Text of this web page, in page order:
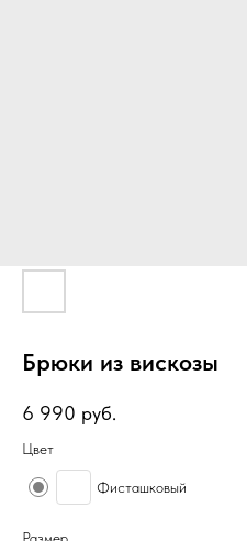
Брюки из вискозы
6 990 руб.
Цвет
Фисташковый